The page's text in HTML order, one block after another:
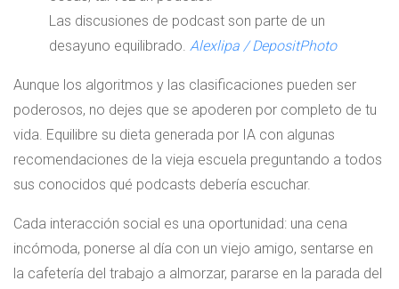
Las discusiones de podcast son parte de un
desayuno equilibrado. Alexlipa / DepositPhoto
Aunque los algoritmos y las clasificaciones pueden ser
poderosos, no dejes que se apoderen por completo de tu
vida. Equilibre su dieta generada por IA con algunas
recomendaciones de la vieja escuela preguntando a todos
sus conocidos qué podcasts debería escuchar.
Cada interacción social es una oportunidad: una cena
incómoda, ponerse al día con un viejo amigo, sentarse en
la cafetería del trabajo a almorzar, pararse en la parada del